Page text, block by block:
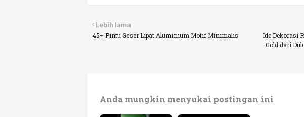
Ide Dekorasi
Gold dari
Lebih lama
45+ Pintu Geser Lipat Aluminium Motif Minimalis
Anda mungkin menyukai postingan ini